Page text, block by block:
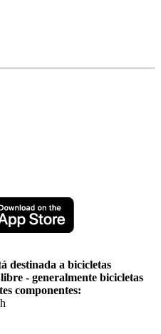
destinada a bicicletas
- generalmente bicicletas
componentes: